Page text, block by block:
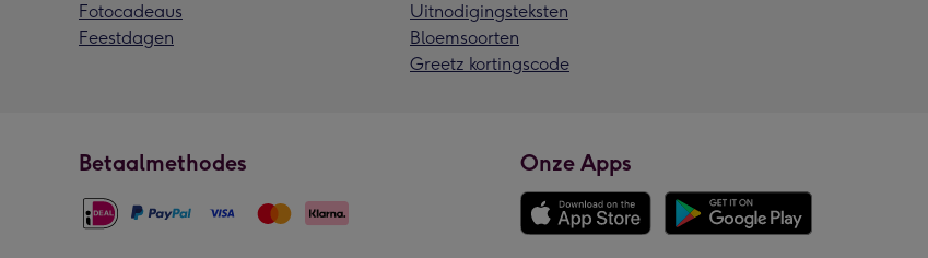
Fotocadeaus
Feestdagen
Uitnodigingsteksten
Bloemsoorten
Greetz kortingscode
Betaalmethodes Onze Apps